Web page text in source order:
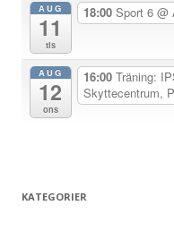
AUG
11
tis
18:00 Sport 6 @
AUG
12
ons
16:00 Träning:
Skyttecentrum,
KATEGORIER